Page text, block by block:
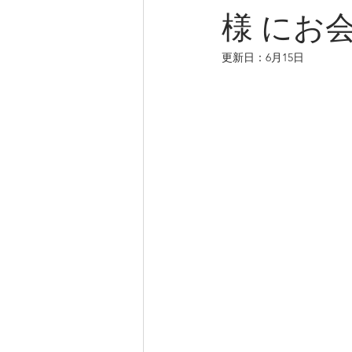
様 にお
更新日： 6月15日